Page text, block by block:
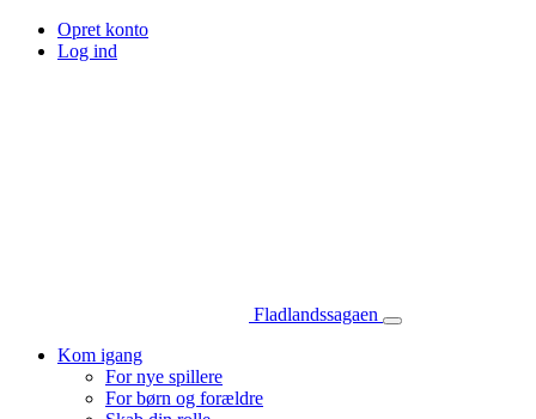
Opret konto
Log ind
Fladlandssagaen
Kom igang
For nye spillere
For børn og forældre